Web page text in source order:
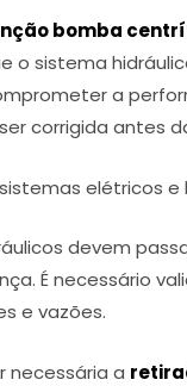
bomba
o sistema
a
corrigida antes
elétricos e
devem
É necessário
e vazões.
necessária a